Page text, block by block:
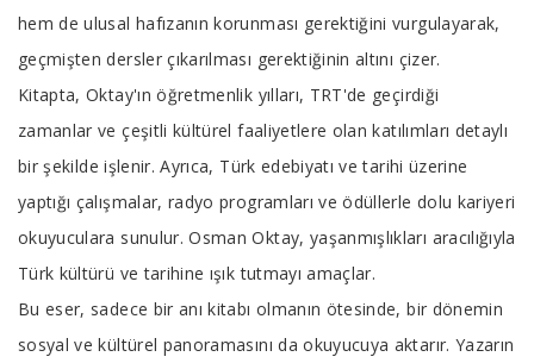
hem de ulusal hafızanın korunması gerektiğini vurgulayarak,
geçmişten dersler çıkarılması gerektiğinin altını çizer.
Kitapta, Oktay'ın öğretmenlik yılları, TRT'de geçirdiği
zamanlar ve çeşitli kültürel faaliyetlere olan katılımları detaylı
bir şekilde işlenir. Ayrıca, Türk edebiyatı ve tarihi üzerine
yaptığı çalışmalar, radyo programları ve ödüllerle dolu kariyeri
okuyuculara sunulur. Osman Oktay, yaşanmışlıkları aracılığıyla
Türk kültürü ve tarihine ışık tutmayı amaçlar.
Bu eser, sadece bir anı kitabı olmanın ötesinde, bir dönemin
sosyal ve kültürel panoramasını da okuyucuya aktarır. Yazarın